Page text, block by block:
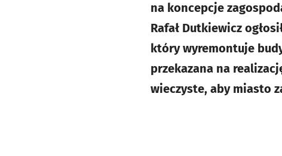
na koncepcje
Rafał Dutkiewicz
który wyremontuje
przekazana na
wieczyste, aby miasto